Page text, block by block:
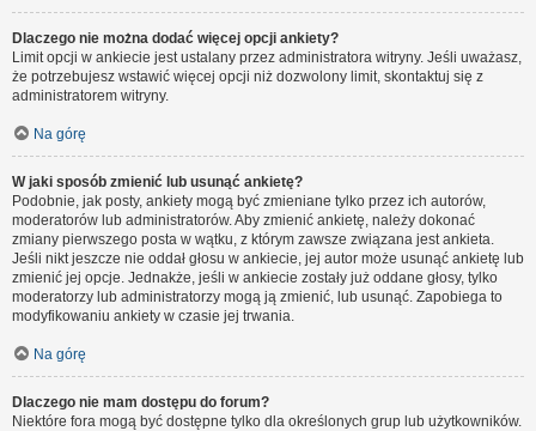
Dlaczego nie można dodać więcej opcji ankiety?
Limit opcji w ankiecie jest ustalany przez administratora witryny. Jeśli uważasz,
że potrzebujesz wstawić więcej opcji niż dozwolony limit, skontaktuj się z
administratorem witryny.
Na górę
W jaki sposób zmienić lub usunąć ankietę?
Podobnie, jak posty, ankiety mogą być zmieniane tylko przez ich autorów,
moderatorów lub administratorów. Aby zmienić ankietę, należy dokonać
zmiany pierwszego posta w wątku, z którym zawsze związana jest ankieta.
Jeśli nikt jeszcze nie oddał głosu w ankiecie, jej autor może usunąć ankietę lub
zmienić jej opcje. Jednakże, jeśli w ankiecie zostały już oddane głosy, tylko
moderatorzy lub administratorzy mogą ją zmienić, lub usunąć. Zapobiega to
modyfikowaniu ankiety w czasie jej trwania.
Na górę
Dlaczego nie mam dostępu do forum?
Niektóre fora mogą być dostępne tylko dla określonych grup lub użytkowników.